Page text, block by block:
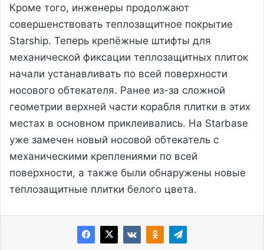
Кроме того, инженеры продолжают
совершенствовать теплозащитное покрытие
Starship. Теперь крепёжные штифты для
механической фиксации теплозащитных плиток
начали устанавливать по всей поверхности
носового обтекателя. Ранее из-за сложной
геометрии верхней части корабля плитки в этих
местах в основном приклеивались. На Starbase
уже замечен новый носовой обтекатель с
механическими креплениями по всей
поверхности, а также были обнаружены новые
теплозащитные плитки белого цвета.